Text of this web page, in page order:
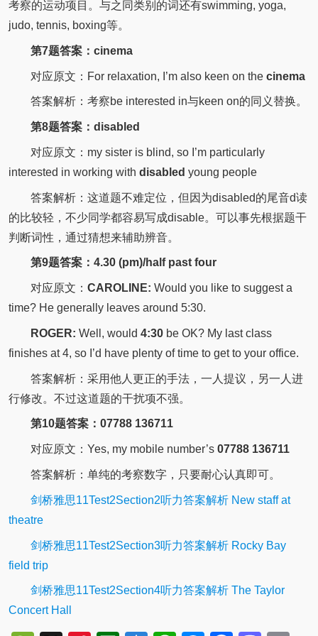
考察的运动项目。与之同类别的词还有swimming, yoga,
judo, tennis, boxing等。
第7题答案：cinema
对应原文：For relaxation, I’m also keen on the cinema
答案解析：考察be interested in与keen on的同义替换。
第8题答案：disabled
对应原文：my sister is blind, so I’m particularly
interested in working with disabled young people
答案解析：这道题不难定位，但因为disabled的尾音d读
的比较轻，不少同学都容易写成disable。可以事先根据题干
判断词性，通过猜想来辅助辨音。
第9题答案：4.30 (pm)/half past four
对应原文： CAROLINE: Would you like to suggest a
time? He generally leaves around 5:30.
ROGER: Well, would 4:30be OK? My last class
finishes at 4, so I’d have plenty of time to get to your office.
答案解析：采用他人更正的手法，一人提议，另一人进
行修改。不过这道题的干扰项不强。
第10题答案：07788 136711
对应原文：Yes, my mobile number’s 07788 136711
答案解析：单纯的考察数字，只要耐心认真即可。
剑桥雅思11Test2Section2听力答案解析 New staff at
theatre
剑桥雅思11Test2Section3听力答案解析 Rocky Bay
field trip
剑桥雅思11Test2Section4听力答案解析 The Taylor
Concert Hall